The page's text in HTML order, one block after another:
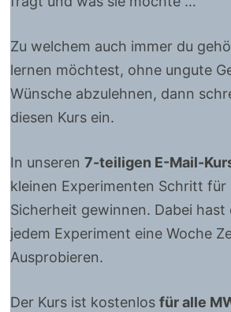
Zu welchem auch immer du
lernen möchtest, ohne ungute
Wünsche abzulehnen, dann
diesen Kurs ein.
In unseren7-teiligen E-Mail-
kleinen Experimenten Schritt
Sicherheit gewinnen. Dabei hast
jedem Experiment eine Woche
Ausprobieren.
Der Kurs ist kostenlosfür alle